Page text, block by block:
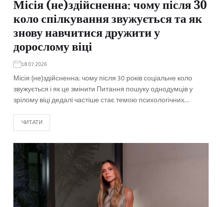
Місія (не)здійсненна: чому після 30
коло спілкування звужується та як
знову навчитися дружити у
дорослому віці
18.07.2026
Місія (не)здійсненна: чому після 30 років соціальне коло
звужується і як це змінити Питання пошуку однодумців у
зрілому віці дедалі частіше стає темою психологічних…
ЧИТАТИ